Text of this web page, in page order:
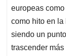
europeas
como hito en la
siendo un
trascender